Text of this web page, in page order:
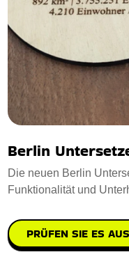
Berlin
Die neuen Berlin
Funktionalität und
PRÜFEN SIE ES AUS